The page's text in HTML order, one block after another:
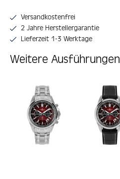
Versandkostenfrei
2 Jahre Herstellergarantie
Lieferzeit 1-3 Werktage
Weitere Ausführungen
Produktgalerie überspringen